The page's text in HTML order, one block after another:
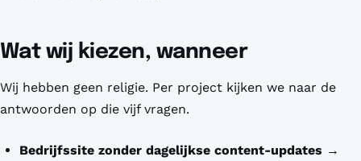
Wat wij kiezen, wanneer
Wij hebben geen religie. Per project kijken we naar de
antwoorden op die vijf vragen.
Bedrijfssite zonder dagelijkse content-updates →